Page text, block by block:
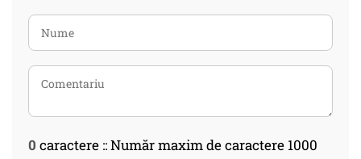
0 caractere :: Număr maxim de caractere 1000